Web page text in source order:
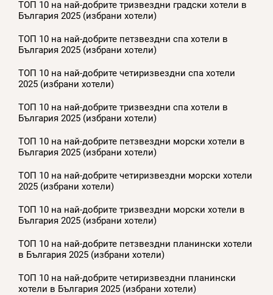
ТОП 10 на най-добрите тризвездни градски хотели в
България 2025 (избрани хотели)
ТОП 10 на най-добрите петзвездни спа хотели в
България 2025 (избрани хотели)
ТОП 10 на най-добрите четиризвездни спа хотели
2025 (избрани хотели)
ТОП 10 на най-добрите тризвездни спа хотели в
България 2025 (избрани хотели)
ТОП 10 на най-добрите петзвездни морски хотели в
България 2025 (избрани хотели)
ТОП 10 на най-добрите четиризвездни морски хотели
2025 (избрани хотели)
ТОП 10 на най-добрите тризвездни морски хотели в
България 2025 (избрани хотели)
ТОП 10 на най-добрите петзвездни планински хотели
в България 2025 (избрани хотели)
ТОП 10 на най-добрите четиризвездни планински
хотели в България 2025 (избрани хотели)